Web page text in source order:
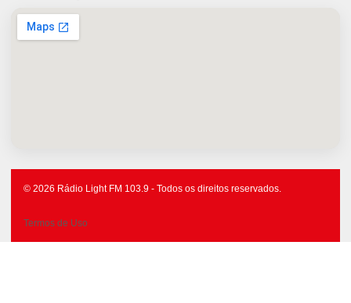
© 2026 Rádio Light FM 103.9 - Todos os direitos reservados.
Termos de Uso